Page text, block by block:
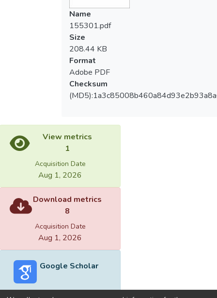
Name
155301.pdf
Size
208.44 KB
Format
Adobe PDF
Checksum
View metrics
1
Acquisition Date
Aug 1, 2026
Download metrics
8
Acquisition Date
Aug 1, 2026
Google Scholar